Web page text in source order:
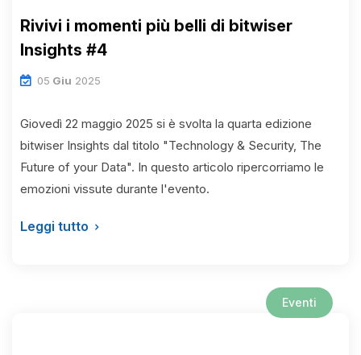
Rivivi i momenti più belli di bitwiser
Insights #4
05 Giu 2025
Giovedì 22 maggio 2025 si è svolta la quarta edizione
bitwiser Insights dal titolo "Technology & Security, The
Future of your Data". In questo articolo ripercorriamo le
emozioni vissute durante l'evento.
Leggi tutto
Eventi